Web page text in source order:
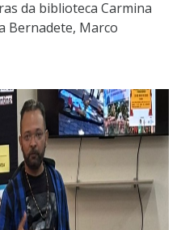
da biblioteca Carmina
Bernadete, Marco